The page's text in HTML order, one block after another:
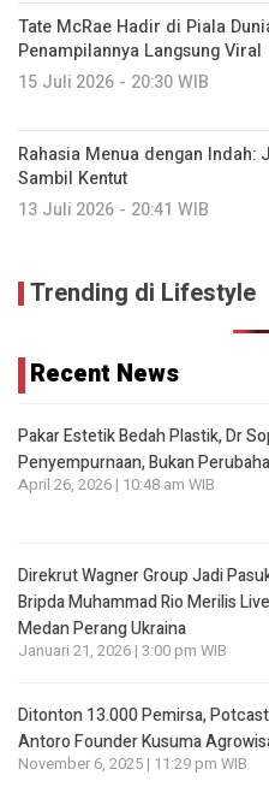
Tate McRae Hadir di Piala
Penampilannya Langsung Viral
15 Juli 2026 - 20:30 WIB
Rahasia Menua dengan Indah:
Sambil Kentut
13 Juli 2026 - 20:41 WIB
Trending di Lifestyle
Recent News
Pakar Estetik Bedah Plastik, Dr
Penyempurnaan, Bukan
April 26, 2026 | 10:48 am WIB
Direkrut Wagner Group Jadi
Bripda Muhammad Rio Merilis
Medan Perang Ukraina
Januari 21, 2026 | 3:00 pm WIB
Ditonton 13.000 Pemirsa,
Antoro Founder Kusuma
November 6, 2025 | 11:29 pm WIB